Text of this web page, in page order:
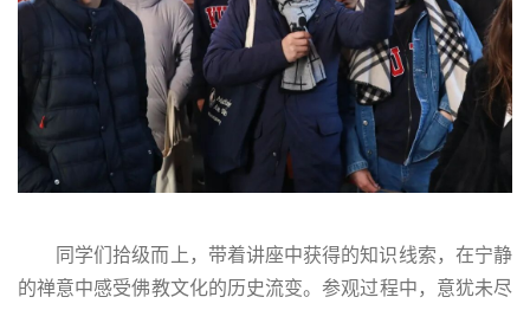
同学们拾级而上，带着讲座中获得的知识线索，在宁静
的禅意中感受佛教文化的历史流变。参观过程中，意犹未尽